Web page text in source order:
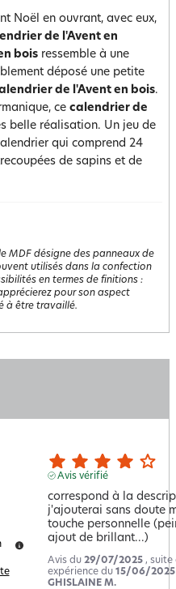
Noël en ouvrant, avec eux,
de l'Avent en
bois ressemble à une
déposé une petite
de l'Avent en bois.
ce calendrier de
belle réalisation. Un jeu de
qui comprend 24
de sapins et de
MDF désigne des panneaux de
utilisés dans la confection
en termes de finitions :
pour son aspect
à être travaillé.
Avis vérifié
correspond à la
j'ajouterai sans doute
touche personnelle
ajout de brillant...)
Avis du 29/07/2025 , suite
expérience du 15/06/2025
GHISLAINE M.